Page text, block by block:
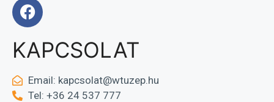
KAPCSOLAT
Email: kapcsolat@wtuzep.hu
Tel: +36 24 537 777